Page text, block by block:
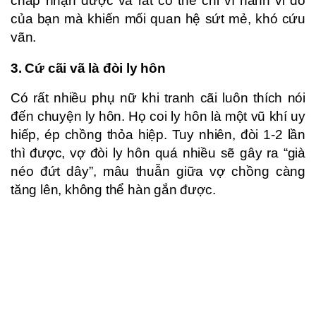
của bạn mà khiến mối quan hệ sứt mẻ, khó cứu
vãn.
3. Cứ cãi vã là đòi ly hôn
Có rất nhiều phụ nữ khi tranh cãi luôn thích nói
đến chuyện ly hôn. Họ coi ly hôn là một vũ khí uy
hiếp, ép chồng thỏa hiệp. Tuy nhiên, đòi 1-2 lần
thì được, vợ đòi ly hôn quá nhiều sẽ gây ra “già
néo đứt dây”, mâu thuẫn giữa vợ chồng càng
tăng lên, không thể hàn gắn được.